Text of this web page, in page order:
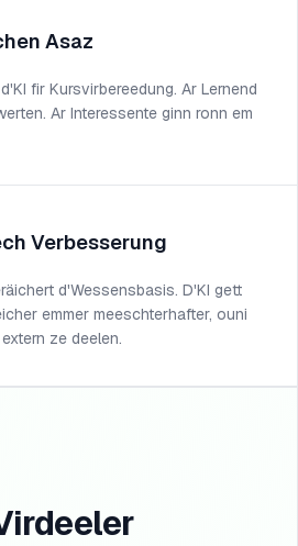
Asaz
fir Kursvirbereedung. Ar Lernend
Ar Interessente ginn ronn em
Verbesserung
d'Wessensbasis. D'KI gett
emmer meeschterhafter, ouni
ze deelen.